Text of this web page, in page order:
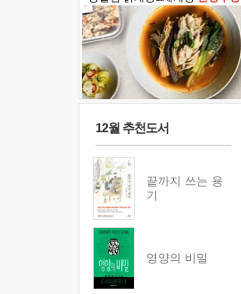
12월 추천도서
끝까지 쓰는 용
기
영양의 비밀